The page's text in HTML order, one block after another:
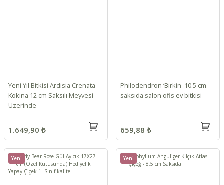
Yeni Yıl Bitkisi Ardisia Crenata
Kokina 12 cm Saksılı Meyvesi
Üzerinde
1.649,90 ₺
Philodendron ‘Birkin' 10.5 cm
saksıda salon ofis ev bitkisi
659,88 ₺
Yeni Yeni